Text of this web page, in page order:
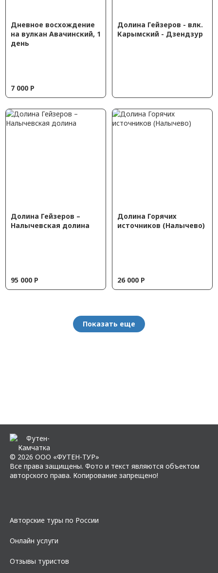
Дневное восхождение
на вулкан Авачинский, 1
день
7 000 Р
Долина Гейзеров - влк.
Карымский - Дзендзур
Долина Гейзеров –
Налычевская долина
95 000 Р
Долина Горячих
источников (Налычево)
26 000 Р
Показать еще
© 2026 ООО «ФУТЕН-ТУР»
Все права защищены. Фото и текст являются объектом
авторского права. Копирование запрещено!
Авторские туры по России
Онлайн услуги
Отзывы туристов